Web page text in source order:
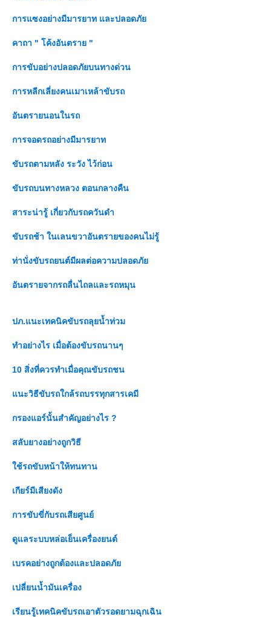
การแซงอย่างมีมารยาท และปลอดภั
คาถา " โค้งอันตราย "
การขับอย่างปลอดภัยบนทางด่วน
การหลีกเลี่ยงคนเมาเหล้าขับรถ
อันตรายนอนในรถ
การจอดรถอย่างมีมารยาท
ขับรถตามหลัง ระวัง ไว้ก่อน
ขับรถบนทางหลวง ตอนกลางคืน
สาระน่ารู้ เกี่ยวกับรถควันดำ
ขับรถช้า ในเลนขวาอันตรายของคนไม่รู้
ท่านั่งขับรถยนต์มีผลต่อความปลอดภั
อันตรายจากรถลื่นไถลและรถหมุน
ปภ.แนะเทคนิคขับรถลุยน้ำท่วม
ทำอย่างไร เมื่อต้องขับรถนานๆ
10 สิ่งที่ควรทำเมื่อคุณขับรถชน
นะวิธีขับรถใกล้รถบรรทุกสารเคมี
กรองแอร์นั้นสำคัญอย่างไร ?
สลับยางอย่างถูกวิธี
ช้รถขับหน้าให้ทนทาน
เกียร์มีเสียงดัง
การขับขี่กับรถเสียศูนย์
ดูแลระบบหล่อเย็นเครื่องยนต์
เบรคอย่างถูกต้องและปลอดภั
เปลี่ยนน้ำมันเครื่อง
เรียนรู้เทคนิคขับรถเอาตัวรอดยามฉุกเฉิน